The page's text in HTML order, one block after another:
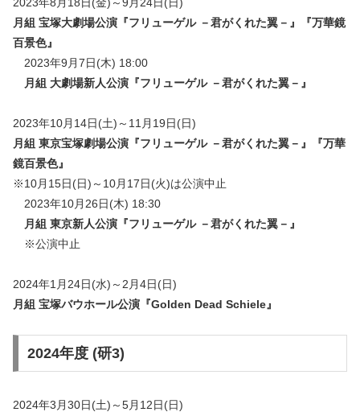
月組 宝塚大劇場公演『フリューゲル －君がくれた翼－』『万華鏡
百景色』
2023年9月7日(木) 18:00
月組 大劇場新人公演『フリューゲル －君がくれた翼－』
2023年10月14日(土)～11月19日(日)
月組 東京宝塚劇場公演『フリューゲル －君がくれた翼－』『万華
鏡百景色』
※10月15日(日)～10月17日(火)は公演中止
2023年10月26日(木) 18:30
月組 東京新人公演『フリューゲル －君がくれた翼－』
※公演中止
2024年1月24日(水)～2月4日(日)
月組 宝塚バウホール公演『Golden Dead Schiele』
2024年度 (研3)
2024年3月30日(土)～5月12日(日)